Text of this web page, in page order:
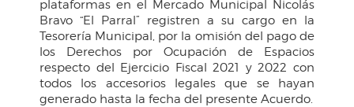
plataformas en el Mercado Municipal Nicolás
Bravo “El Parral” registren a su cargo en la
Tesorería Municipal, por la omisión del pago de
los Derechos por Ocupación de Espacios
respecto del Ejercicio Fiscal 2021 y 2022 con
todos los accesorios legales que se hayan
generado hasta la fecha del presente Acuerdo.